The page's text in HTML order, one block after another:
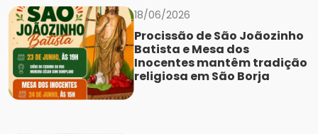
18/06/2026
Procissão de São Joãozinho
Batista e Mesa dos
Inocentes mantêm tradição
religiosa em São Borja